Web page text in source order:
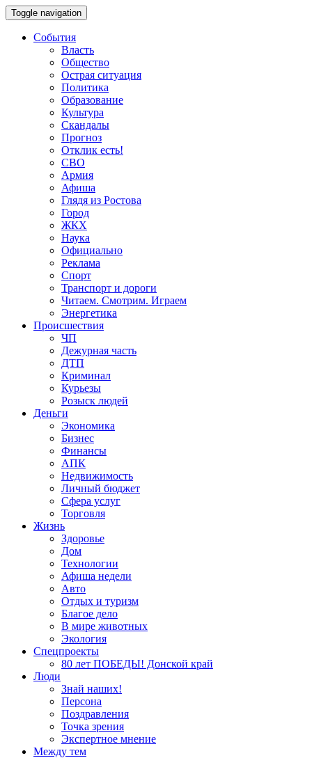
Toggle navigation
События
Власть
Общество
Острая ситуация
Политика
Образование
Культура
Скандалы
Прогноз
Отклик есть!
СВО
Армия
Афиша
Глядя из Ростова
Город
ЖКХ
Наука
Официально
Реклама
Спорт
Транспорт и дороги
Читаем. Смотрим. Играем
Энергетика
Происшествия
ЧП
Дежурная часть
ДТП
Криминал
Курьезы
Розыск людей
Деньги
Экономика
Бизнес
Финансы
АПК
Недвижимость
Личный бюджет
Сфера услуг
Торговля
Жизнь
Здоровье
Дом
Технологии
Афиша недели
Авто
Отдых и туризм
Благое дело
В мире животных
Экология
Спецпроекты
80 лет ПОБЕДЫ! Донской край
Люди
Знай наших!
Персона
Поздравления
Точка зрения
Экспертное мнение
Между тем